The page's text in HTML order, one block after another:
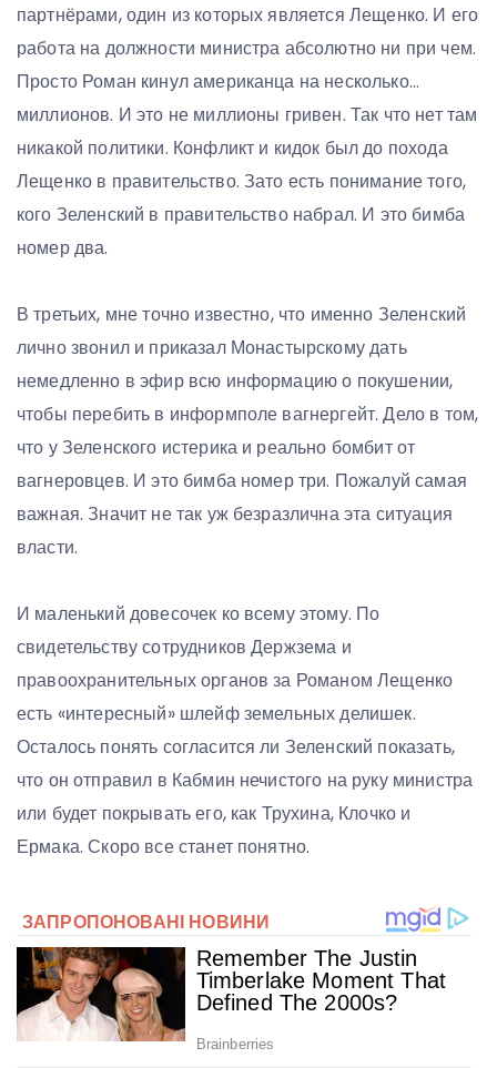
партнёрами, один из которых является Лещенко. И его
работа на должности министра абсолютно ни при чем.
Просто Роман кинул американца на несколько…
миллионов. И это не миллионы гривен. Так что нет там
никакой политики. Конфликт и кидок был до похода
Лещенко в правительство. Зато есть понимание того,
кого Зеленский в правительство набрал. И это бимба
номер два.
В третьих, мне точно известно, что именно Зеленский
лично звонил и приказал Монастырскому дать
немедленно в эфир всю информацию о покушении,
чтобы перебить в информполе вагнергейт. Дело в том,
что у Зеленского истерика и реально бомбит от
вагнеровцев. И это бимба номер три. Пожалуй самая
важная. Значит не так уж безразлична эта ситуация
власти.
И маленький довесочек ко всему этому. По
свидетельству сотрудников Держзема и
правоохранительных органов за Романом Лещенко
есть «интересный» шлейф земельных делишек.
Осталось понять согласится ли Зеленский показать,
что он отправил в Кабмин нечистого на руку министра
или будет покрывать его, как Трухина, Клочко и
Ермака. Скоро все станет понятно.